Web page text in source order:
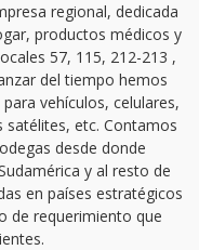
regional, dedicada
productos médicos y
57, 115, 212-213 ,
del tiempo hemos
vehículos, celulares,
satélites, etc. Contamos
desde donde
y al resto de
en países estratégicos
de requerimiento que